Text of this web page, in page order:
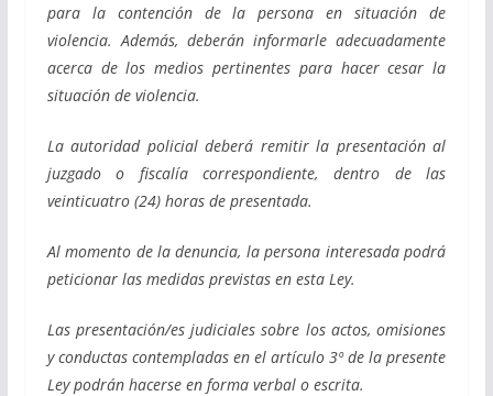
para la contención de la persona en situación de
violencia. Además, deberán informarle adecuadamente
acerca de los medios pertinentes para hacer cesar la
situación de violencia.
La autoridad policial deberá remitir la presentación al
juzgado o fiscalía correspondiente, dentro de las
veinticuatro (24) horas de presentada.
Al momento de la denuncia, la persona interesada podrá
peticionar las medidas previstas en esta Ley.
Las presentación/es judiciales sobre los actos, omisiones
y conductas contempladas en el artículo 3º de la presente
Ley podrán hacerse en forma verbal o escrita.